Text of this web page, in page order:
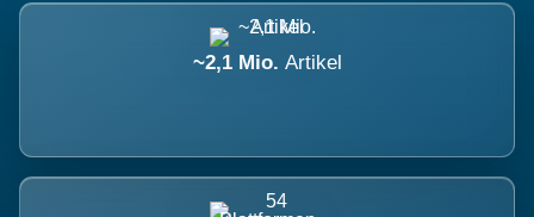
~2,1 Mio. Artikel